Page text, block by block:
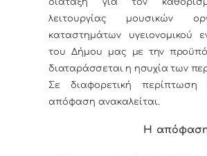
διάταξη για τον
λειτουργίας μουσικών
καταστημάτων υγειονομικού
του Δήμου μας
με την
διαταράσσεται η ησυχία των
Σε διαφορετική
απόφαση ανακαλείται.
Η